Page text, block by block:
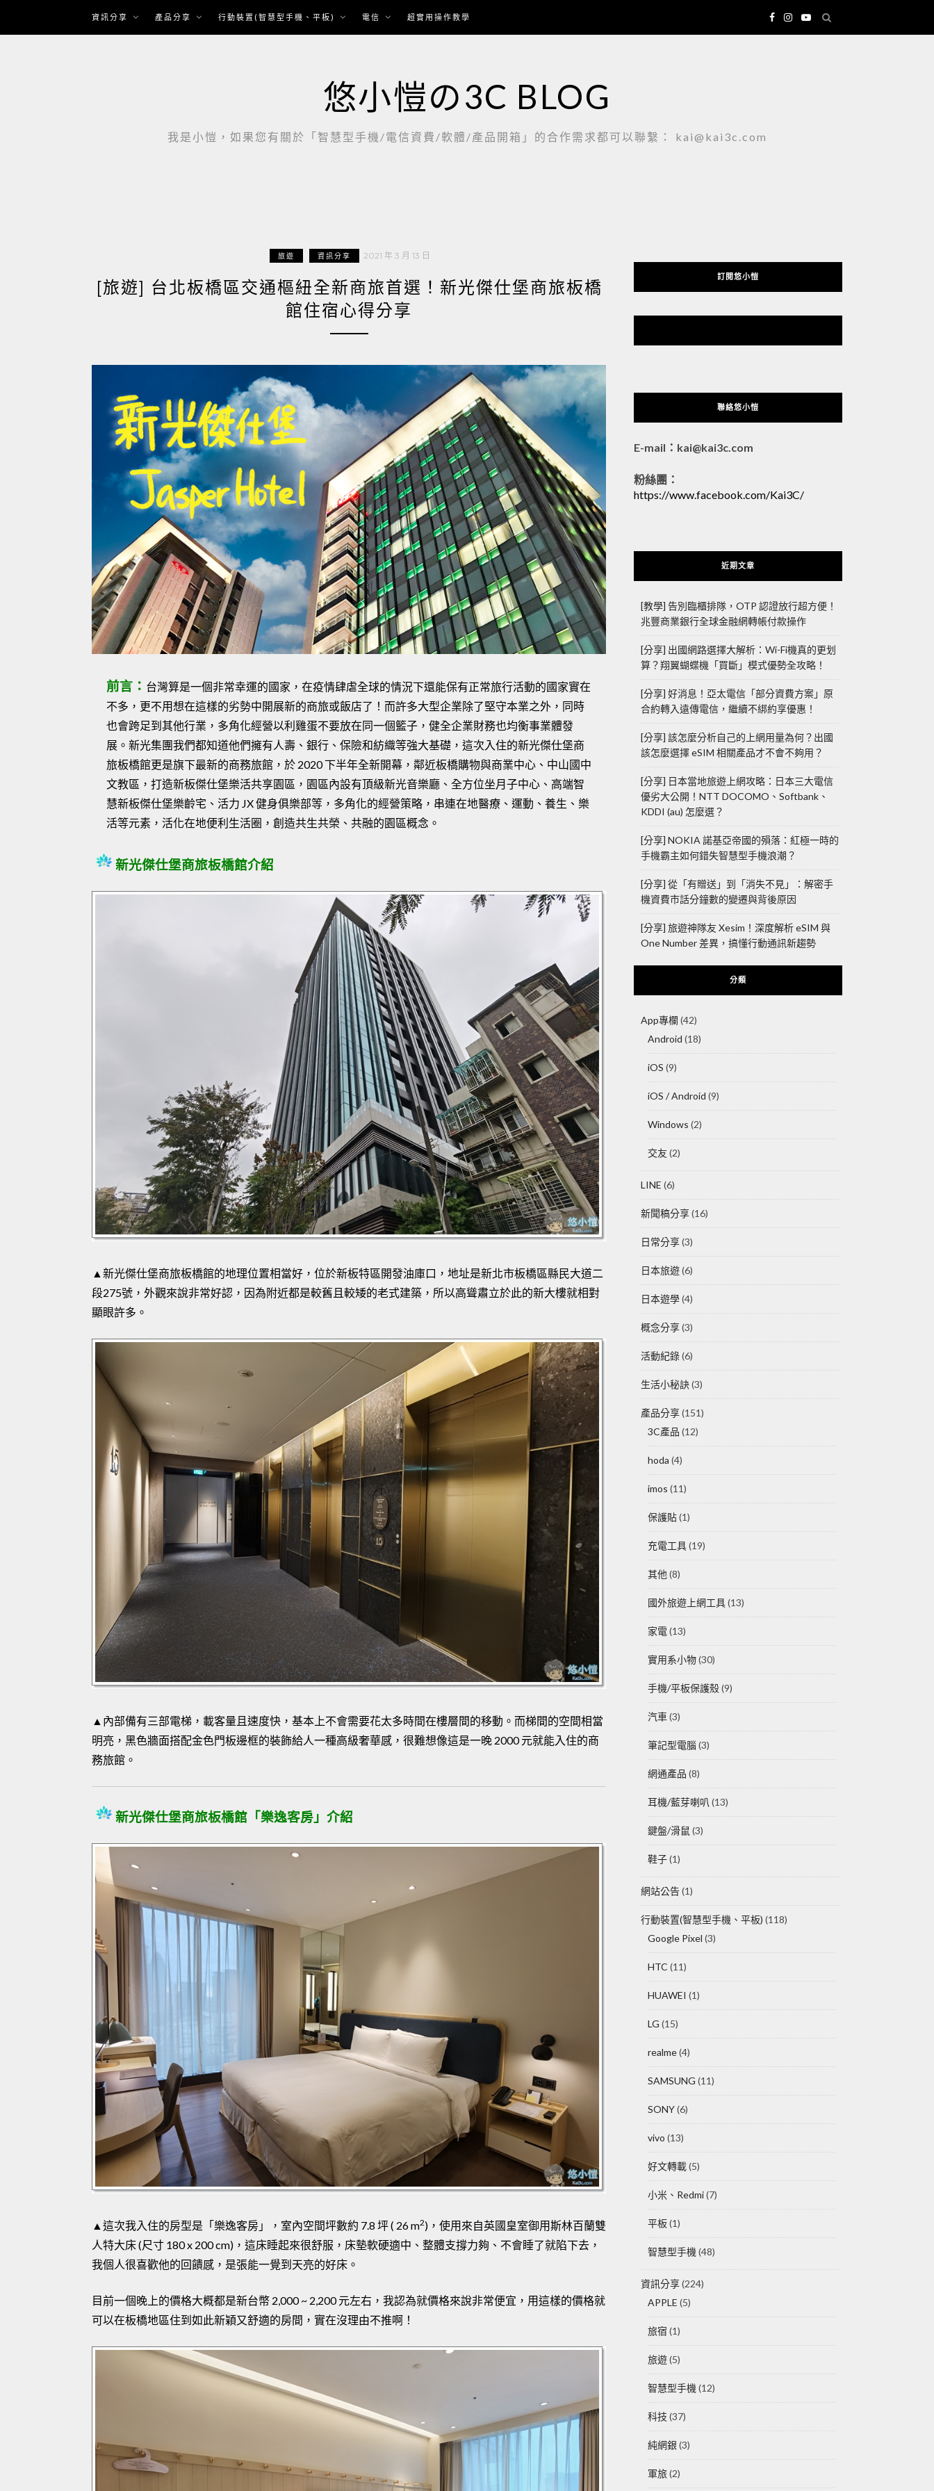
content
資訊分享 產品分享 行動裝置(智慧型手機、平板) 電信 超實用操作教學
悠小愷の3C BLOG
我是小愷，如果您有關於「智慧型手機/電信資費/軟體/產品開箱」的合作需求都可以聯繫： kai@kai3c.com
旅遊 資訊分享 2021 年 3 月 13 日
[旅遊] 台北板橋區交通樞紐全新商旅首選！新光傑仕堡商旅板橋
館住宿心得分享
前言： 台灣算是一個非常幸運的國家，在疫情肆虐全球的情況下還能保有正常旅行活動的國家實在
不多，更不用想在這樣的劣勢中開展新的商旅或飯店了！而許多大型企業除了堅守本業之外，同時
也會跨足到其他行業，多角化經營以利雞蛋不要放在同一個籃子，健全企業財務也均衡事業體發
展。新光集團我們都知道他們擁有人壽、銀行、保險和紡織等強大基礎，這次入住的新光傑仕堡商
旅板橋館更是旗下最新的商務旅館，於 2020 下半年全新開幕，鄰近板橋購物與商業中心、中山國中
文教區，打造新板傑仕堡樂活共享園區，園區內設有頂級新光音樂廳、全方位坐月子中心、高端智
慧新板傑仕堡樂齡宅、活力 JX 健身俱樂部等，多角化的經營策略，串連在地醫療、運動、養生、樂
活等元素，活化在地便利生活圈，創造共生共榮、共融的園區概念。
新光傑仕堡商旅板橋館介紹
▲新光傑仕堡商旅板橋館的地理位置相當好，位於新板特區開發油庫口，地址是新北市板橋區縣民大道二
段275號，外觀來說非常好認，因為附近都是較舊且較矮的老式建築，所以高聳肅立於此的新大樓就相對
顯眼許多。
▲內部備有三部電梯，載客量且速度快，基本上不會需要花太多時間在樓層間的移動。而梯間的空間相當
明亮，黑色牆面搭配金色門板邊框的裝飾給人一種高級奢華感，很難想像這是一晚 2000 元就能入住的商
務旅館。
新光傑仕堡商旅板橋館「樂逸客房」介紹
▲這次我入住的房型是「樂逸客房」，室內空間坪數約 7.8 坪 ( 26 m2)，使用來自英國皇室御用斯林百蘭雙
人特大床 (尺寸 180 x 200 cm)，這床睡起來很舒服，床墊軟硬適中、整體支撐力夠、不會睡了就陷下去，
我個人很喜歡他的回饋感，是張能一覺到天亮的好床。
目前一個晚上的價格大概都是新台幣 2,000 ~ 2,200 元左右，我認為就價格來說非常便宜，用這樣的價格就
可以在板橋地區住到如此新穎又舒適的房間，實在沒理由不推啊！
訂閱悠小愷
聯絡悠小愷
E-mail：kai@kai3c.com
粉絲團：
https://www.facebook.com/Kai3C/
近期文章
[教學] 告別臨櫃排隊，OTP 認證放行超方便！
兆豐商業銀行全球金融網轉帳付款操作
[分享] 出國網路選擇大解析：Wi-Fi機真的更划
算？翔翼蝴蝶機「買斷」模式優勢全攻略！
[分享] 好消息！亞太電信「部分資費方案」原
合約轉入遠傳電信，繼續不綁約享優惠！
[分享] 該怎麼分析自己的上網用量為何？出國
該怎麼選擇 eSIM 相關產品才不會不夠用？
[分享] 日本當地旅遊上網攻略：日本三大電信
優劣大公開！NTT DOCOMO、Softbank、
KDDI (au) 怎麼選？
[分享] NOKIA 諾基亞帝國的殞落：紅極一時的
手機霸主如何錯失智慧型手機浪潮？
[分享] 從「有贈送」到「消失不見」：解密手
機資費市話分鐘數的變遷與背後原因
[分享] 旅遊神隊友 Xesim！深度解析 eSIM 與
One Number 差異，搞懂行動通訊新趨勢
分類
App專欄 (42)
Android (18)
iOS (9)
iOS / Android (9)
Windows (2)
交友 (2)
LINE (6)
新聞稿分享(16)
日常分享(3)
日本旅遊(6)
日本遊學(4)
概念分享(3)
活動紀錄(6)
生活小秘訣(3)
產品分享(151)
3C產品 (12)
hoda (4)
imos (11)
保護貼(1)
充電工具(19)
其他 (8)
國外旅遊上網工具(13)
家電 (13)
實用系小物(30)
手機/平板保護殼(9)
汽車 (3)
筆記型電腦(3)
網通產品 (8)
耳機/藍芽喇叭 (13)
鍵盤/滑鼠 (3)
鞋子(1)
網站公告(1)
行動裝置(智慧型手機、平板) (118)
Google Pixel (3)
HTC (11)
HUAWEI (1)
LG (15)
realme(4)
SAMSUNG (11)
SONY(6)
vivo (13)
好文轉載(5)
小米、Redmi(7)
平板(1)
智慧型手機 (48)
資訊分享(224)
APPLE (5)
旅宿 (1)
旅遊(5)
智慧型手機 (12)
科技 (37)
純網銀 (3)
軍旅(2)